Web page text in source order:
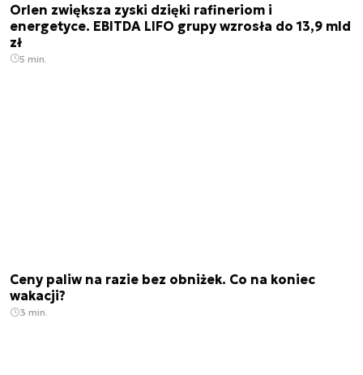
Orlen zwiększa zyski dzięki rafineriom i
energetyce. EBITDA LIFO grupy wzrosła do 13,9 mld
zł
5 min.
Ceny paliw na razie bez obniżek. Co na koniec
wakacji?
3 min.